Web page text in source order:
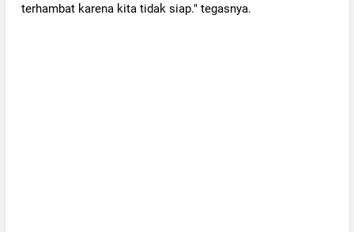
terhambat karena kita tidak siap." tegasnya.